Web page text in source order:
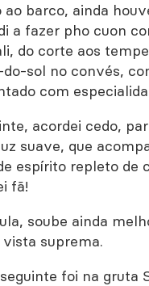
ao barco, ainda
a fazer pho cuon
do corte aos
sol no convés,
com
acordei cedo,
suave, que
espírito repleto de
fã!
soube ainda
suprema.
foi na gruta